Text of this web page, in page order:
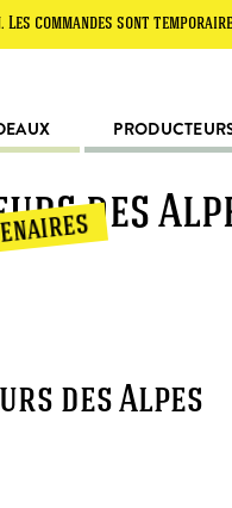
sont
des
des Alpes